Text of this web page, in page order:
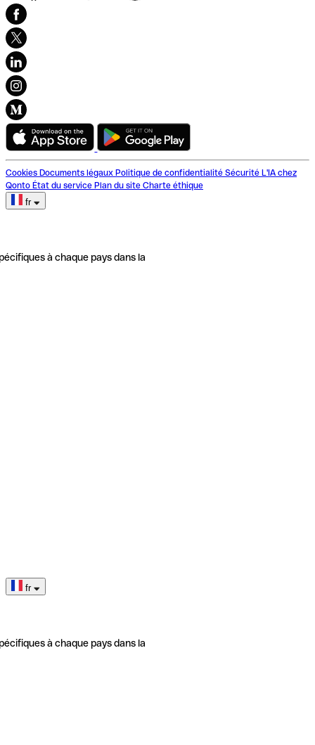
Cookies Documents légaux Politique de confidentialité Sécurité L'IA chez
Qonto État du service Plan du site Charte éthique
fr
à chaque pays dans la
fr
à chaque pays dans la